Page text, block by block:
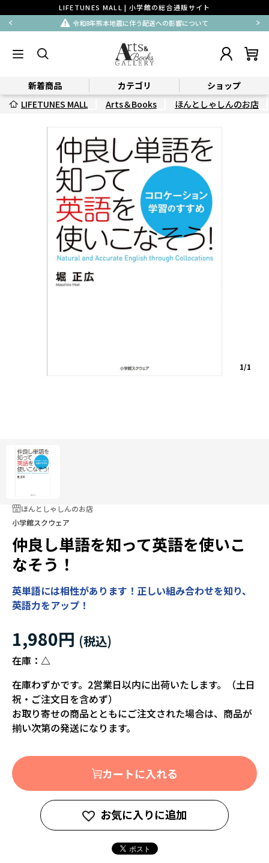
LIFETUNES MALL | 小学館の総合通販サイト
令和8年熊本地震に伴う配送への影響について
新着商品 カテゴリ
ショップ
LIFETUNES MALL
Arts＆Books ほんとしゃしんのお店
1/1
ほんとしゃしんのお店
小学館スクウェア
仲良し単語を知って英語を使いこ
なそう！
英単語には相性があります！正しい組み合わせを知り、
英語力をアップ！
1,980円
在庫： △
在庫わずかです。2営業日以内に出荷いたします。（土日
祝・ご注文日を含めず）
お取り寄せの商品とともにご注文された場合は、商品が
揃い次第の発送になります。
カートに入れる
お気に入りに追加